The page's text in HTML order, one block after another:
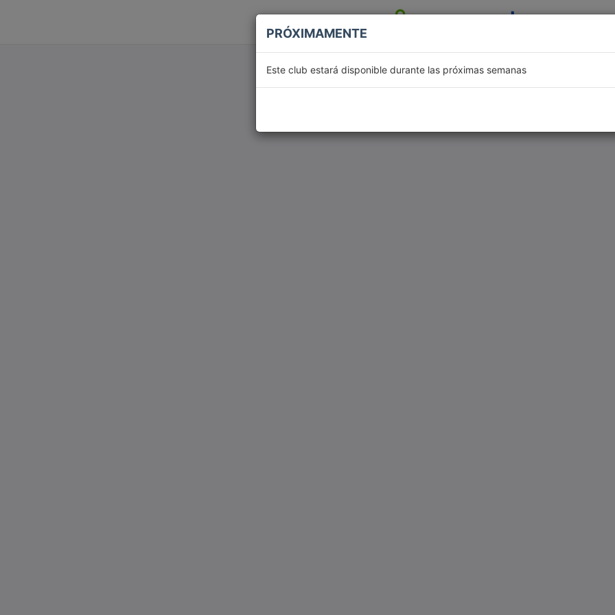
PRÓXIMAMENTE
Este club estará disponible durante las próximas semanas
Cultiva Turismo Club de Campo